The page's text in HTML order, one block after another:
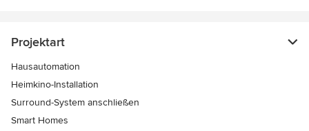
Projektart
Hausautomation
Heimkino-Installation
Surround-System anschließen
Smart Homes